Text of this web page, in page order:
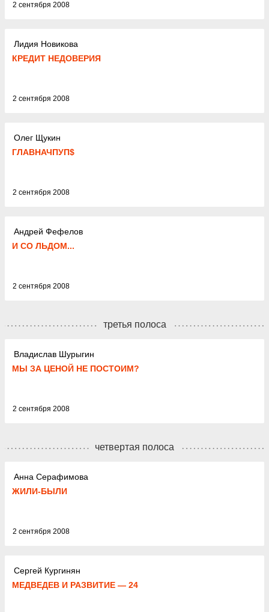
2 сентября 2008
Лидия Новикова
КРЕДИТ НЕДОВЕРИЯ
2 сентября 2008
Олег Щукин
ГЛАВНАЧПУП$
2 сентября 2008
Андрей Фефелов
И СО ЛЬДОМ...
2 сентября 2008
третья полоса
Владислав Шурыгин
МЫ ЗА ЦЕНОЙ НЕ ПОСТОИМ?
2 сентября 2008
четвертая полоса
Анна Серафимова
ЖИЛИ-БЫЛИ
2 сентября 2008
Сергей Кургинян
МЕДВЕДЕВ И РАЗВИТИЕ — 24